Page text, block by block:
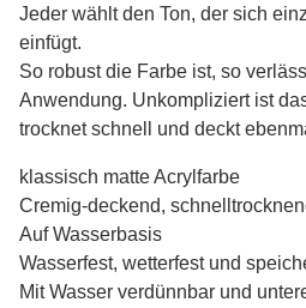
Jeder wählt den Ton, der sich
einfügt.
So robust die Farbe ist, so
Anwendung. Unkompliziert ist
trocknet schnell und deckt
klassisch matte Acrylfarbe
Cremig-deckend,
Auf Wasserbasis
Wasserfest, wetterfest und
Mit Wasser verdünnbar und